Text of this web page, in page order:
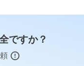
ですか？